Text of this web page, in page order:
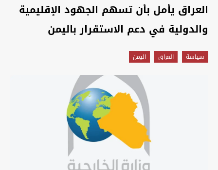
العراق يأمل بأن تسهم الجهود الإقليمية
والدولية في دعم الاستقرار باليمن
سیاسة العراق اليمن